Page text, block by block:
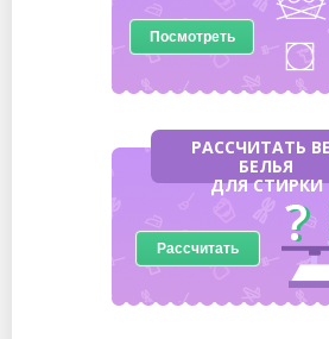
Посмотреть
РАССЧИТАТЬ
БЕЛЬЯ
ДЛЯ СТИРКИ
Рассчитать